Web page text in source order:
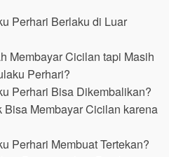
Perhari Berlaku di Luar
Membayar Cicilan tapi Masih
Perhari?
Perhari Bisa Dikembalikan?
Membayar Cicilan karena
Perhari Membuat Tertekan?